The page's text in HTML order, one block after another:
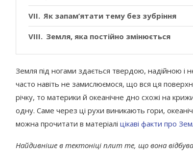
Як запам’ятати тему без зубріння
Земля, яка постійно змінюється
Земля під ногами здається твердою, надійною
часто навіть не замислюємося, що вся ця
річку, то материки й океанічне дно схожі на
одну. Саме через ці рухи виникають гори,
можна прочитати в матеріалі цікаві факти про
Найдивніше в тектоніці плит те, що вона